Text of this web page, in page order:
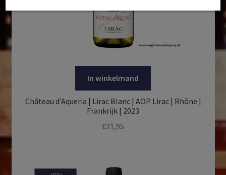
In winkelmand
Château d’Aqueria | Lirac Blanc | AOP Lirac | Rhône |
Frankrijk | 2023
€21,95